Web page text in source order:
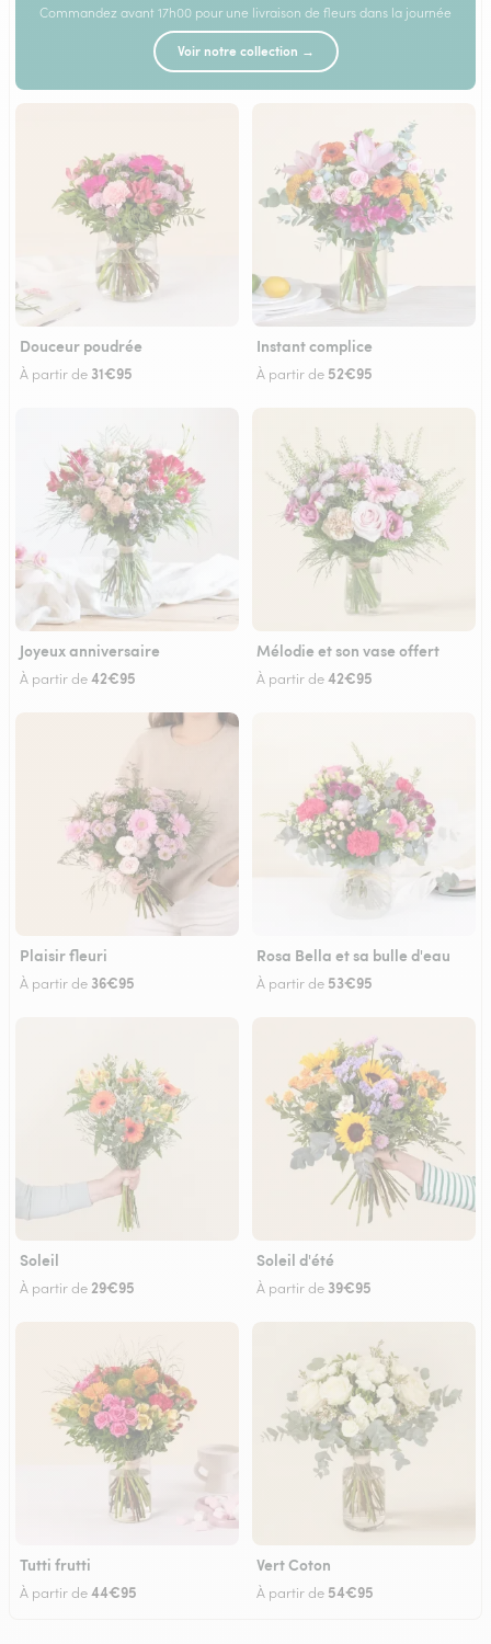
Commandez avant 17h00 pour une livraison de fleurs dans la journée
Voir notre collection →
Douceur poudrée
À partir de 31€95
Instant complice
À partir de 52€95
Joyeux anniversaire
À partir de42€95
Mélodie et son vase offert
À partir de42€95
Plaisir fleuri
À partir de 36€95
Rosa Bella et sa bulle d'eau
À partir de 53€95
Soleil
À partir de29€95
Soleil d'été
À partir de 39€95
Tutti frutti
À partir de44€95
Vert Coton
À partir de 54€95